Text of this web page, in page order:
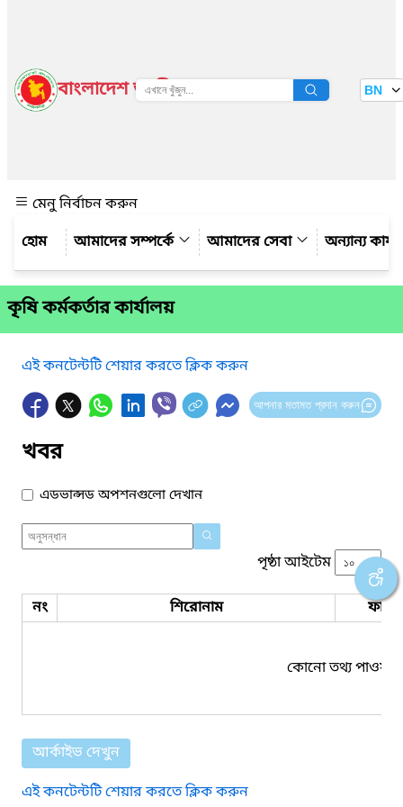
বাংলাদেশ জাতীয় তথ্য বাতায়ন BN
মেনু নির্বাচন করুন
আমাদের সম্পর্কে
আমাদের সেবা অন্যান্য
কৃষি কর্মকর্তার কার্যালয়
এই কনটেন্টটি শেয়ার করতে ক্লিক করুন
আপনার মতামত প্রদান করুন
খবর
এডভান্সড অপশনগুলো দেখান
পৃষ্ঠা আইটেম
নং শিরোনাম ফাইল
কোনো তথ্য পাওয়া
আর্কাইভ দেখুন
এই কনটেন্টটি শেয়ার করতে ক্লিক করুন